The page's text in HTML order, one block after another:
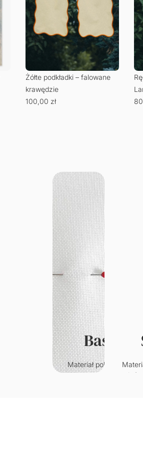
Żółte podkładki – falowane
krawędzie
100,00 zł
Basic
Materiał poliestrowy o
klasycznym splocie.